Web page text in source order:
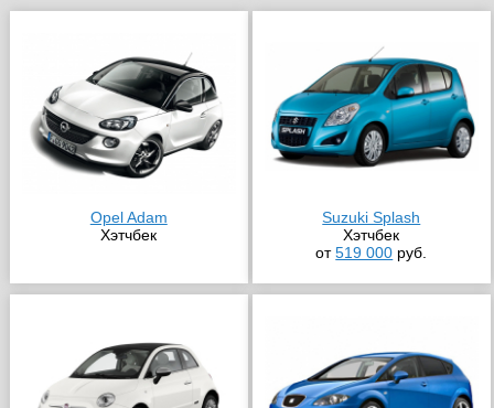
Opel Adam
Хэтчбек
Suzuki Splash
Хэтчбек
от519 000 руб.